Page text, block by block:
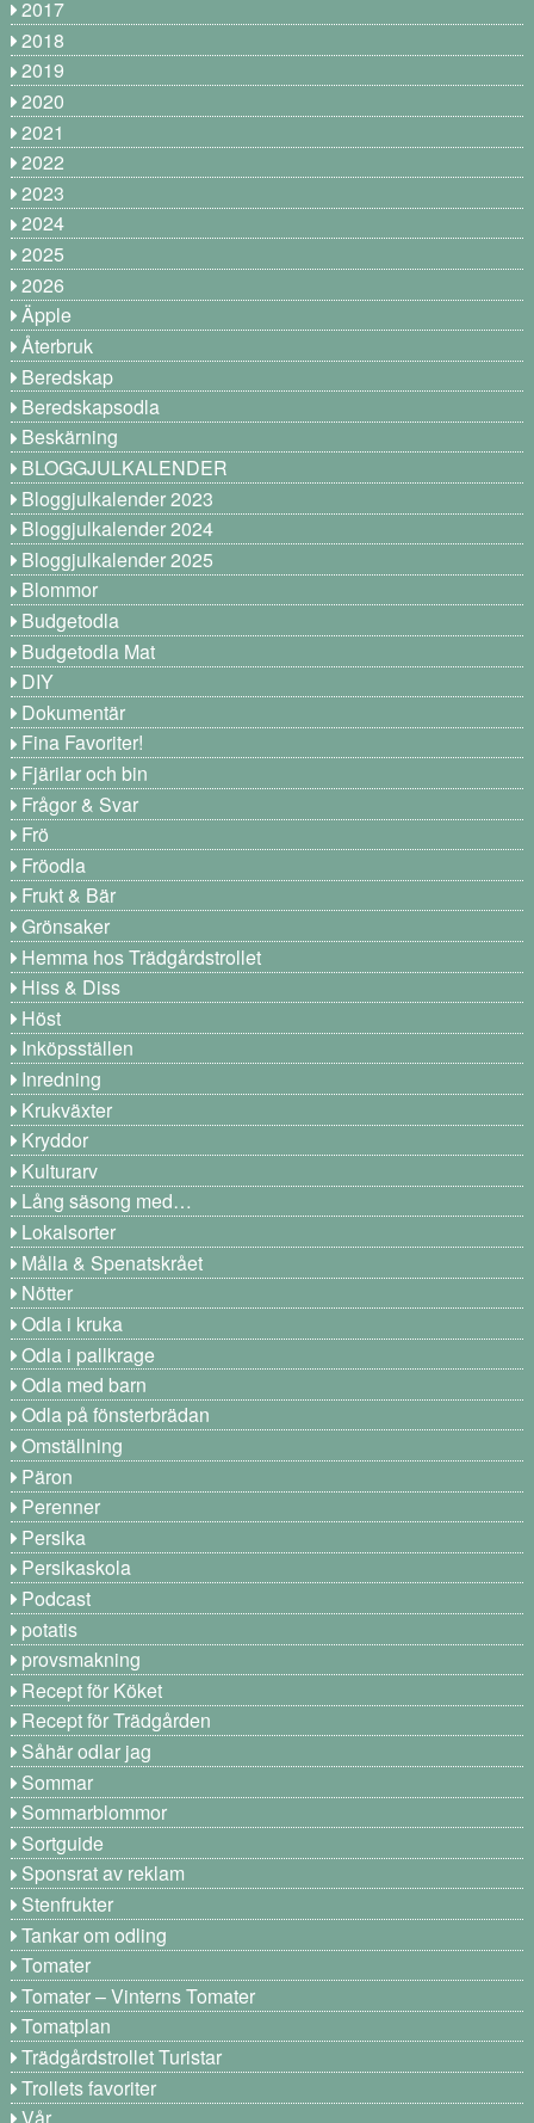
2017
2018
2019
2020
2021
2022
2023
2024
2025
2026
Äpple
Återbruk
Beredskap
Beredskapsodla
Beskärning
BLOGGJULKALENDER
Bloggjulkalender 2023
Bloggjulkalender 2024
Bloggjulkalender 2025
Blommor
Budgetodla
Budgetodla Mat
DIY
Dokumentär
Fina Favoriter!
Fjärilar och bin
Frågor & Svar
Frö
Fröodla
Frukt & Bär
Grönsaker
Hemma hos Trädgårdstrollet
Hiss & Diss
Höst
Inköpsställen
Inredning
Krukväxter
Kryddor
Kulturarv
Lång säsong med…
Lokalsorter
Målla & Spenatskrået
Nötter
Odla i kruka
Odla i pallkrage
Odla med barn
Odla på fönsterbrädan
Omställning
Päron
Perenner
Persika
Persikaskola
Podcast
potatis
provsmakning
Recept för Köket
Recept för Trädgården
Såhär odlar jag
Sommar
Sommarblommor
Sortguide
Sponsrat av reklam
Stenfrukter
Tankar om odling
Tomater
Tomater – Vinterns Tomater
Tomatplan
Trädgårdstrollet Turistar
Trollets favoriter